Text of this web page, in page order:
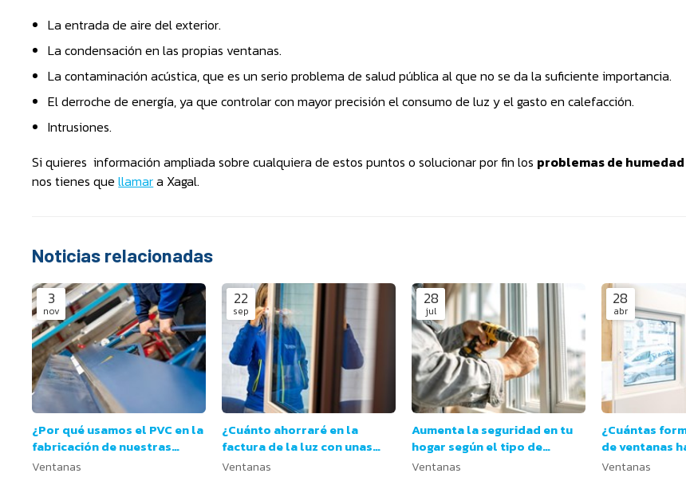
La entrada de aire del exterior.
La condensación en las propias ventanas.
La contaminación acústica, que es un serio problema de salud pública al que no se da la suficiente importancia.
El derroche de energía, ya que controlar con mayor precisión el consumo de luz y el gasto en calefacción.
Intrusiones.
Si quieres información ampliada sobre cualquiera de estos puntos o solucionar por fin los problemas de humedad
nos tienes quellamara Xagal.
Noticias relacionadas
3
nov
¿Por qué usamos el PVC en la
fabricación de nuestras
ventanas?
Ventanas
22
sep
¿Cuánto ahorraré en la
factura de la luz con unas
ventanas más eficientes?
Ventanas
28
jul
Aumenta la seguridad en tu
hogar según el tipo de
ventana
Ventanas
28
abr
¿Cuántas
de ventanas
Ventanas